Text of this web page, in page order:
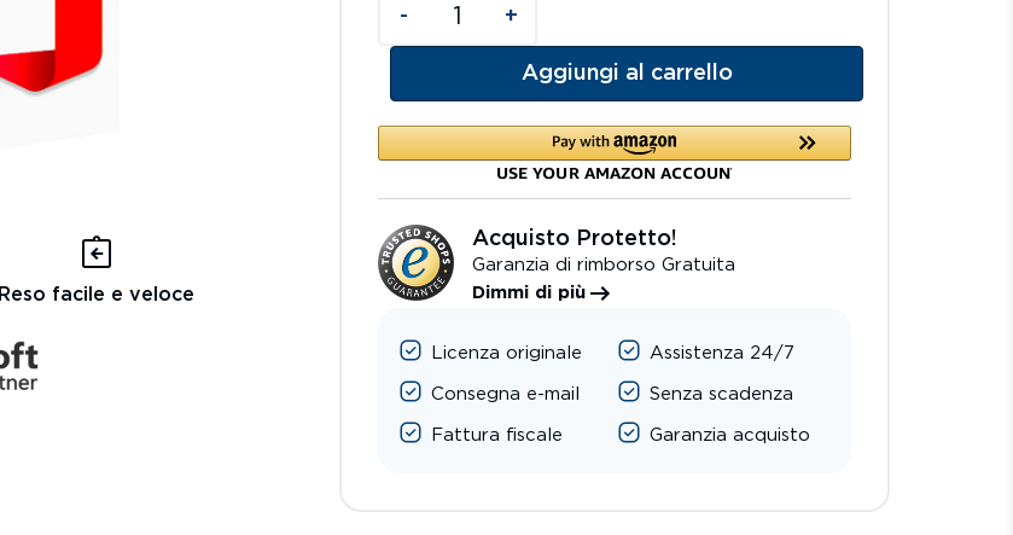
Reso facile e veloce
- +
Aggiungi al carrello
Acquisto Protetto!
Garanzia di rimborso Gratuita
Dimmi di più
Licenza originale
Consegna e-mail
Fattura fiscale
Assistenza 24/7
Senza scadenza
Garanzia acquisto